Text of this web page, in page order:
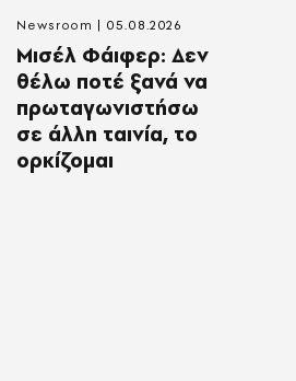
Μισέλ Φάιφερ: Δεν
θέλω ποτέ ξανά να
πρωταγωνιστήσω
σε άλλη ταινία, το
ορκίζομαι
Newsroom 05.08.2026